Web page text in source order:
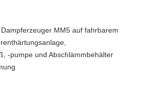
MM5 auf fahrbarem
-pumpe und Abschlämmbehälter